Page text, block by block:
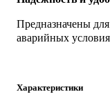
Предназначены
аварийных
Характеристики